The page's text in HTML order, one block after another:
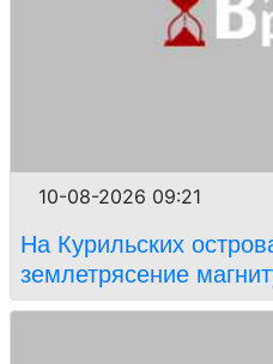
10-08-2026 09:21
На Курильских
землетрясение